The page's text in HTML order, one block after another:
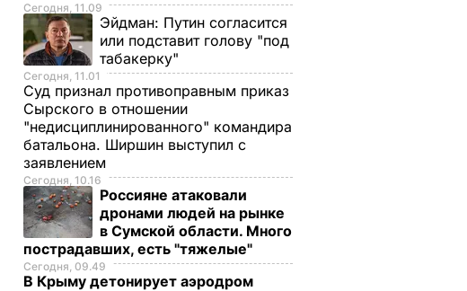
Сегодня, 11.09
Эйдман: Путин согласится
или подставит голову "под
табакерку"
Сегодня, 11.01
Суд признал противоправным приказ
Сырского в отношении
"недисциплинированного" командира
батальона. Ширшин выступил с
заявлением
Сегодня, 10.16
Россияне атаковали
дронами людей на рынке
в Сумской области. Много
пострадавших, есть "тяжелые"
Сегодня, 09.49
В Крыму детонирует аэродром